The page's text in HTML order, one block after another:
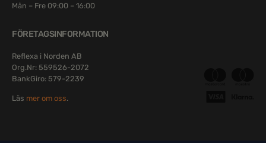
Mån – Fre 09:00 – 16:00
FÖRETAGSINFORMATION
Reflexa i Norden AB
Org.Nr: 559526-2072
BankGiro: 579-2239
Läs mer om oss.